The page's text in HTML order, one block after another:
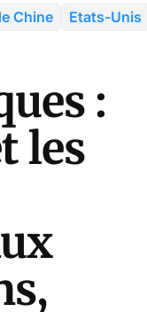
Chine Etats-Unis
:
les